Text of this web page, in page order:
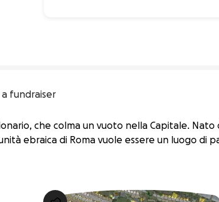
fundraiser
che colma un vuoto nella Capitale.
ebraica di Roma vuole essere un luogo di